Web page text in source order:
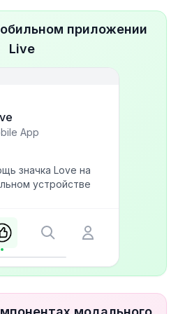
приложении
Live
App
значка Love на
устройстве